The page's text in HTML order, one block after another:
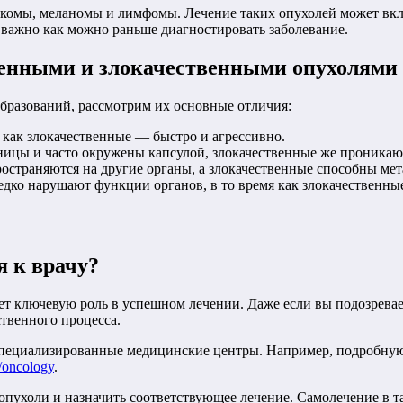
меланомы и лимфомы. Лечение таких опухолей может
как можно раньше диагностировать заболевание.
и злокачественными опухолями
рассмотрим их основные отличия:
злокачественные — быстро и агрессивно.
и часто окружены капсулой, злокачественные же
на другие органы, а злокачественные способны
нарушают функции органов, в то время как
к врачу?
ключевую роль в успешном лечении. Даже если вы
процесса.
медицинские центры. Например,
.
и назначить соответствующее лечение. Самолечение в